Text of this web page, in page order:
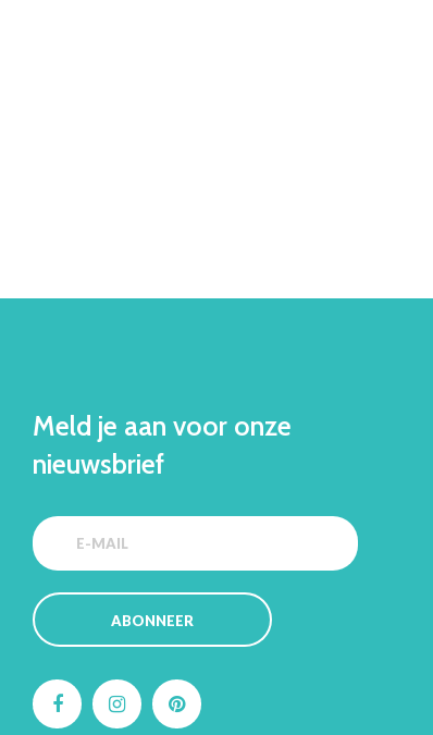
Meld je aan voor onze
nieuwsbrief
ABONNEER